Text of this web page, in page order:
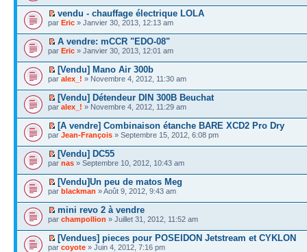
vendu - chauffage électrique LOLA
par Eric » Janvier 30, 2013, 12:13 am
A vendre: mCCR "EDO-08"
par Eric » Janvier 30, 2013, 12:01 am
[Vendu] Mano Air 300b
par alex_! » Novembre 4, 2012, 11:30 am
[Vendu] Détendeur DIN 300B Beuchat
par alex_! » Novembre 4, 2012, 11:29 am
[A vendre] Combinaison étanche BARE XCD2 Pro Dry
par Jean-François » Septembre 15, 2012, 6:08 pm
[Vendu] DC55
par nas » Septembre 10, 2012, 10:43 am
[Vendu]Un peu de matos Meg
par blackman » Août 9, 2012, 9:43 am
mini revo 2 à vendre
par champollion » Juillet 31, 2012, 11:52 am
[Vendues] pieces pour POSEIDON Jetstream et CYKLON
par coyote » Juin 4, 2012, 7:16 pm